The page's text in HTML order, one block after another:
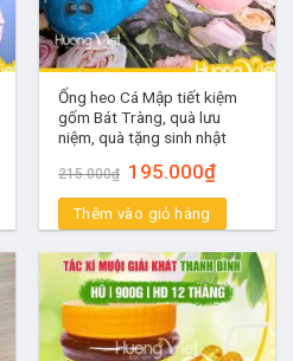
Ống heo Cá Mập tiết kiệm
gốm Bát Tràng, quà lưu
niệm, quà tặng sinh nhật
215.000₫ Giá
gốc
là:
215.000₫.
195.000₫Giá
hiện
tại
195.000₫.
Thêm vào giỏ hàng